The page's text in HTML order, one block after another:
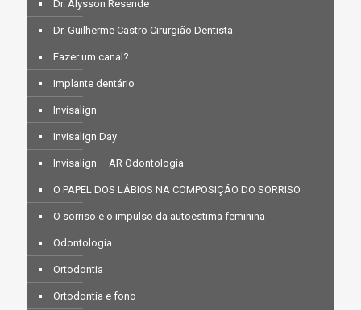
Dr. Alysson Resende
Dr. Guilherme Castro Cirurgião Dentista
Fazer um canal?
Implante dentário
Invisalign
Invisalign Day
Invisalign – AR Odontologia
O PAPEL DOS LÁBIOS NA COMPOSIÇÃO DO SORRISO
O sorriso e o impulso da autoestima feminina
Odontologia
Ortodontia
Ortodontia e fono